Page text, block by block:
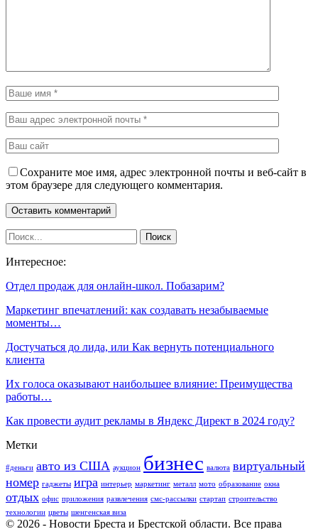
Сохраните мое имя, адрес электронной почты и веб-сайт в
этом браузере для следующего комментария.
Интересное:
Отдел продаж для онлайн-школ. Побазарим?
Маркетинг впечатлений: как создавать незабываемые
моменты…
Достучаться до лида, или Как вернуть потенциального
клиента
Их голоса оказывают наибольшее влияние: Преимущества
работы…
Как провести аудит рекламы в Яндекс Директ в 2024 году?
Метки
#деньги авто из США аукцион бизнес валюта виртуальный
номер гаджеты игра интерьер маркетинг металл мото образование окна
отдых офис приложения развлечения смс-рассылки стартап строительство
технологии цветы шенгенская виза
© 2026 - Новости Бреста и Брестской области. Все права